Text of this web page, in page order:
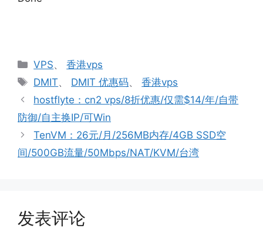
分
类
VPS、香港vps
标
签
DMIT、 DMIT 优惠码、香港vps
hostflyte：cn2 vps/8折优惠/仅需$14/年/自带
防御/自主换IP/可Win
TenVM：26元/月/256MB内存/4GB SSD空
间/500GB流量/50Mbps/NAT/KVM/台湾
发表评论